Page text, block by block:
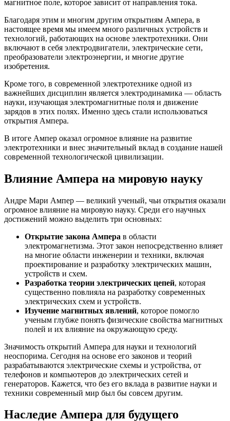
магнитное поле, которое зависит от направления тока.
Благодаря этим и многим другим открытиям Ампера, в
настоящее время мы имеем много различных устройств и
технологий, работающих на основе электротехники. Они
включают в себя электродвигатели, электрические сети,
преобразователи электроэнергии, и многие другие
изобретения.
Кроме того, в современной электротехнике одной из
важнейших дисциплин является электродинамика — область
науки, изучающая электромагнитные поля и движение
зарядов в этих полях. Именно здесь стали использоваться
открытия Ампера.
В итоге Ампер оказал огромное влияние на развитие
электротехники и внес значительный вклад в создание нашей
современной технологической цивилизации.
Влияние Ампера на мировую науку
Андре Мари Ампер — великий ученый, чьи открытия оказали
огромное влияние на мировую науку. Среди его научных
достижений можно выделить три основных:
Открытие закона Ампера в области
электромагнетизма. Этот закон непосредственно влияет
на многие области инженерии и техники, включая
проектирование и разработку электрических машин,
устройств и схем.
Разработка теории электрических цепей, которая
существенно повлияла на разработку современных
электрических схем и устройств.
Изучение магнитных явлений, которое помогло
ученым глубже понять физические свойства магнитных
полей и их влияние на окружающую среду.
Значимость открытий Ампера для науки и технологий
неоспорима. Сегодня на основе его законов и теорий
разрабатываются электрические схемы и устройства, от
телефонов и компьютеров до электрических сетей и
генераторов. Кажется, что без его вклада в развитие науки и
техники современный мир был бы совсем другим.
Наследие Ампера для будущего